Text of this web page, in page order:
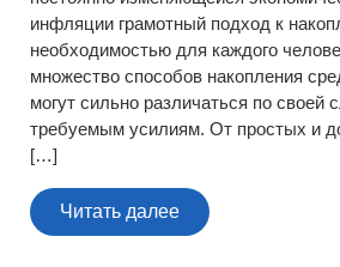
инфляции грамотный подход к
необходимостью для каждого
множество способов накопления
могут сильно различаться по своей
требуемым усилиям. От простых и
[…]
Читать далееЧитать
далее